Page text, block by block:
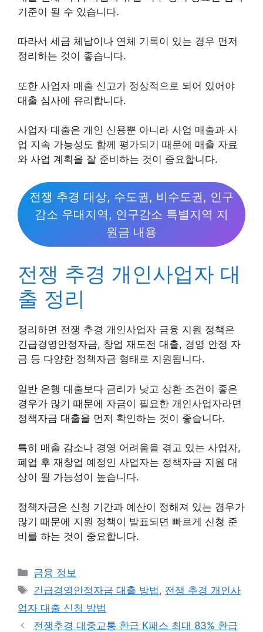
기준이 될 수 있습니다.
따라서 세금 체납이나 연체 기록이 있는 경우 먼저
정리하는 것이 좋습니다.
또한 사업자 매출 신고가 정상적으로 되어 있어야
대출 심사에 유리합니다.
사업자 대출은 개인 신용뿐 아니라 사업 매출과 사
업 지속 가능성도 함께 평가되기 때문에 매출 자료
와 사업 계획을 잘 준비하는 것이 중요합니다.
전쟁 추경 대상, 수도권, 비수도권, 인구
감소 우대지역, 인구감소 특별지역 지
원금 내용
전쟁 추경 개인사업자 대
출 정리
정리하면 전쟁 추경 개인사업자 금융 지원 정책은
긴급경영안정자금, 창업 재도전 대출, 경영 안정 자
금 등 다양한 정책자금 형태로 지원됩니다.
일반 은행 대출보다 금리가 낮고 상환 조건이 좋은
경우가 많기 때문에 자금이 필요한 개인사업자라면
정책자금 대출을 먼저 확인하는 것이 좋습니다.
특히 매출 감소나 경영 어려움을 겪고 있는 사업자,
폐업 후 재창업 예정인 사업자는 정책자금 지원 대
상이 될 가능성이 높습니다.
정책자금은 신청 기간과 예산이 정해져 있는 경우가
많기 때문에 지원 정책이 발표되면 빠르게 신청 준
비를 하는 것이 중요합니다.
카
테
리
금융 정보
태
그
긴급경영안정자금 대출 방법 , 전쟁 추경 개인사
업자 대출 신청 방법
전쟁추경 대중교통 환급 K패스 최대 83% 환급